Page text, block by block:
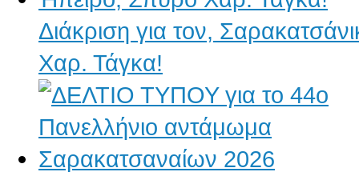
Διάκριση για τον,
Χαρ. Τάγκα!